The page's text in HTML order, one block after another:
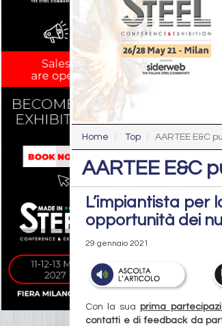
Home Top AARTEE E&C
AARTEE E&C
L’impiantista per
opportunità dei
29 gennaio 2021
Con la sua prima
contatti e di feedback da